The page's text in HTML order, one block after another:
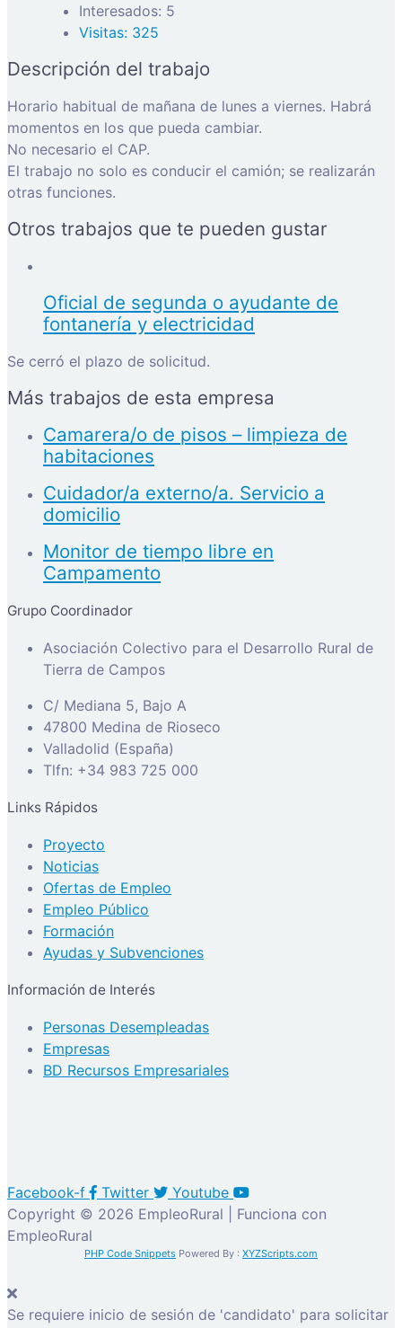
Interesados: 5
Visitas: 325
Descripción del trabajo
Horario habitual de mañana de lunes a viernes. Habrá
momentos en los que pueda cambiar.
No necesario el CAP.
El trabajo no solo es conducir el camión; se realizarán
otras funciones.
Otros trabajos que te pueden gustar
Oficial de segunda o ayudante de
fontanería y electricidad
Se cerró el plazo de solicitud.
Más trabajos de esta empresa
Camarera/o de pisos – limpieza de
habitaciones
Cuidador/a externo/a. Servicio a
domicilio
Monitor de tiempo libre en
Campamento
Grupo Coordinador
Asociación Colectivo para el Desarrollo Rural de
Tierra de Campos
C/ Mediana 5, Bajo A
47800 Medina de Rioseco
Valladolid (España)
Tlfn: +34 983 725 000
Links Rápidos
Proyecto
Noticias
Ofertas de Empleo
Empleo Público
Formación
Ayudas y Subvenciones
Información de Interés
Personas Desempleadas
Empresas
BD Recursos Empresariales
Facebook-f Twitter
Youtube
Copyright © 2026 EmpleoRural | Funciona con
EmpleoRural
PHP Code Snippets Powered By : XYZScripts.com
Se requiere inicio de sesión de 'candidato' para solicitar